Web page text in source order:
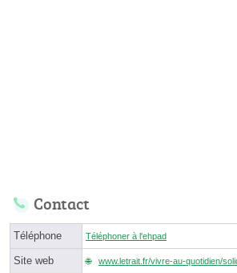
Contact
Téléphone Téléphoner à l'ehpad
Site web www.letrait.fr/vivre-au-quotidien/